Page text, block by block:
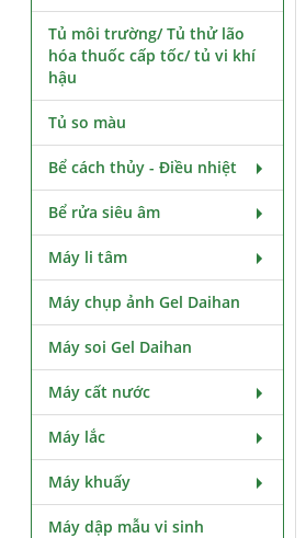
Tủ môi trường/ Tủ thử lão
hóa thuốc cấp tốc/ tủ vi khí
hậu
Tủ so màu
Bể cách thủy - Điều nhiệt
Bể rửa siêu âm
Máy li tâm
Máy chụp ảnh Gel Daihan
Máy soi Gel Daihan
Máy cất nước
Máy lắc
Máy khuấy
Máy dập mẫu vi sinh